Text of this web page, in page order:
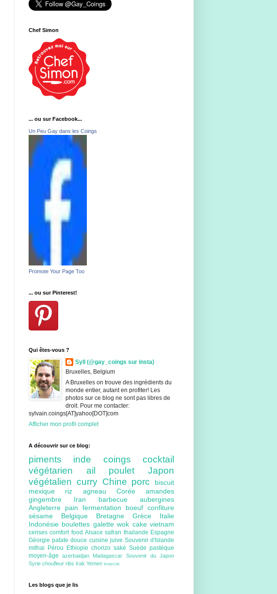
Chef Simon
... ou sur Facebook...
Un Peu Gay dans les Coings
Promote Your Page Too
... ou sur Pinterest!
Qui êtes-vous ?
Syll (@gay_coings sur insta)
Bruxelles, Belgium
A Bruxelles on trouve des ingrédients du
monde entier, autant en profiter! Les
photos sur ce blog ne sont pas libres de
droit. Pour me contacter:
sylvain.coings[AT]yahoo[DOT]com
Afficher mon profil complet
A découvrir sur ce blog:
piments inde coingscocktail
végétarien ail pouletJapon
végétalien curry Chine porc
biscuit
mexique riz agneau Corée amandes
gingembre Iran barbecueaubergines
Angleterre pain fermentation boeuf confiture
sésame Belgique Bretagne Grèce Italie
Indonésie boulettes galettewok cakevietnam
cerisescomfort foodAlsacesafran thailande Espagne
Géorgiepatate douce cuisine juive Souvenir d'Islande
mithai
Pérou Ethiopie chorizo saké Suède pastèque
moyen-âgeazerbaidjan Madagascar Souvenir du Japon
Syrie choufleur ribs Irak Yemen insecte
Les blogs que je lis